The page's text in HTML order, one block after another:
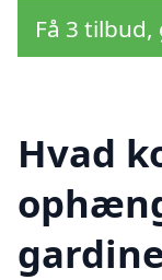
Få 3
Hvad